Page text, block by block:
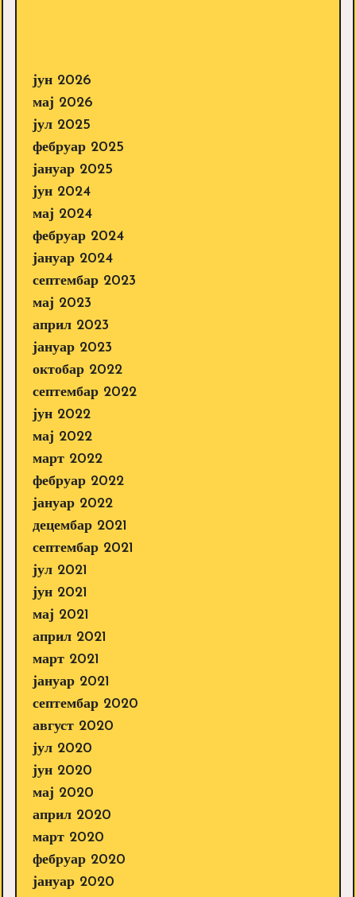
јун 2026
мај 2026
јул 2025
фебруар 2025
јануар 2025
јун 2024
мај 2024
фебруар 2024
јануар 2024
септембар 2023
мај 2023
април 2023
јануар 2023
октобар 2022
септембар 2022
јун 2022
мај 2022
март 2022
фебруар 2022
јануар 2022
децембар 2021
септембар 2021
јул 2021
јун 2021
мај 2021
април 2021
март 2021
јануар 2021
септембар 2020
август 2020
јул 2020
јун 2020
мај 2020
април 2020
март 2020
фебруар 2020
јануар 2020